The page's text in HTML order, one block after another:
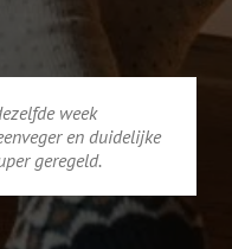
week
en duidelijke
geregeld.